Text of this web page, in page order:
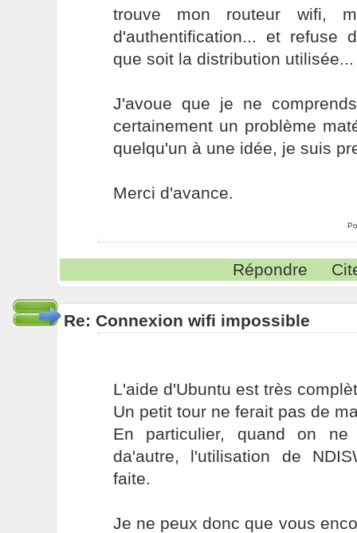
trouve mon routeur wifi,
d'authentification... et refuse
que soit la distribution utilisée...
J'avoue que je ne
certainement un problème
quelqu'un à une idée, je suis
Merci d'avance.
Répondre
Re: Connexion wifi impossible
L'aide d'Ubuntu est très
Un petit tour ne ferait pas de
En particulier, quand on
da'autre, l'utilisation de
faite.
Je ne peux donc que vous